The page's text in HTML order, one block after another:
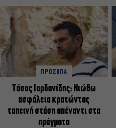
ΠΡΟΣΩΠΑ
Tάσος Ιορδανίδης: Νιώθω
ασφάλεια κρατώντας
ταπεινή στάση απέναντι στα
πράγματα